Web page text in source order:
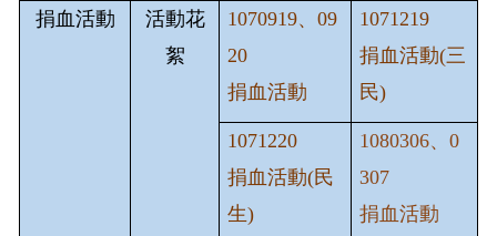
捐血活動
活動花
絮
1070919、09
20
捐血活動
1071219
捐血活動(三
民)
1071220
捐血活動(民
生)
1080306、0
307
捐血活動